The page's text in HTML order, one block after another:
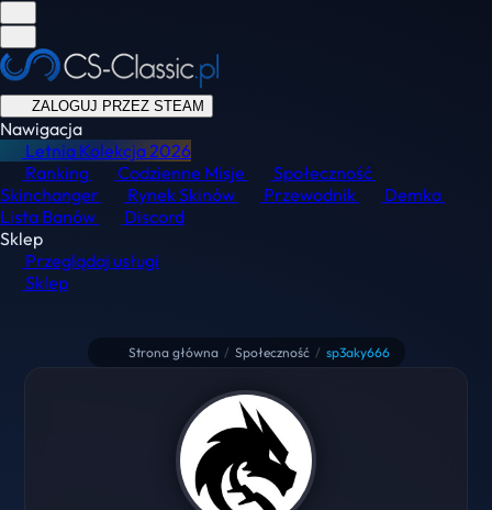
ZALOGUJ PRZEZ STEAM
Nawigacja
Letnia Kolekcja2026
Ranking
Codzienne Misje
Społeczność
Skinchanger
Rynek Skinów Przewodnik
Demka
Lista Banów
Discord
Sklep
Przeglądaj usługi
Sklep
Strona główna / Społeczność / sp3aky666